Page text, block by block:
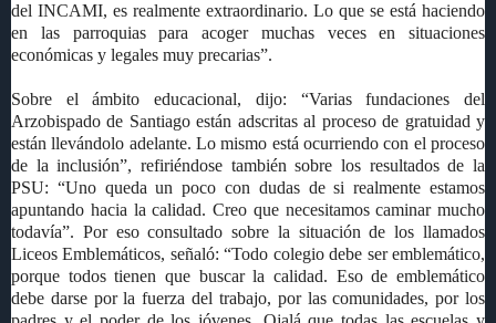
del INCAMI, es realmente extraordinario. Lo que se está haciendo
en las parroquias para acoger muchas veces en situaciones
económicas y legales muy precarias”.
Sobre el ámbito educacional, dijo: “Varias fundaciones del
Arzobispado de Santiago están adscritas al proceso de gratuidad y
están llevándolo adelante. Lo mismo está ocurriendo con el proceso
de la inclusión”, refiriéndose también sobre los resultados de la
PSU: “Uno queda un poco con dudas de si realmente estamos
apuntando hacia la calidad. Creo que necesitamos caminar mucho
todavía”. Por eso consultado sobre la situación de los llamados
Liceos Emblemáticos, señaló: “Todo colegio debe ser emblemático,
porque todos tienen que buscar la calidad. Eso de emblemático
debe darse por la fuerza del trabajo, por las comunidades, por los